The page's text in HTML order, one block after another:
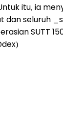
itu, ia
dan seluruh
SUTT